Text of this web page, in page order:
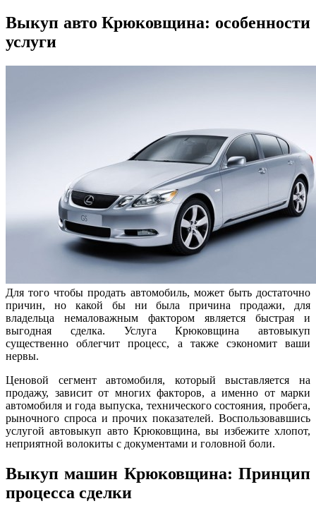
Выкуп авто Крюковщина: особенности
услуги
Для того чтобы продать автомобиль, может быть достаточно
причин, но какой бы ни была причина продажи, для
владельца немаловажным фактором является быстрая и
выгодная сделка. Услуга Крюковщина автовыкуп
существенно облегчит процесс, а также сэкономит ваши
нервы.
Ценовой сегмент автомобиля, который выставляется на
продажу, зависит от многих факторов, а именно от марки
автомобиля и года выпуска, технического состояния, пробега,
рыночного спроса и прочих показателей. Воспользовавшись
услугой автовыкуп авто Крюковщина, вы избежите хлопот,
неприятной волокиты с документами и головной боли.
Выкуп машин Крюковщина: Принцип
процесса сделки